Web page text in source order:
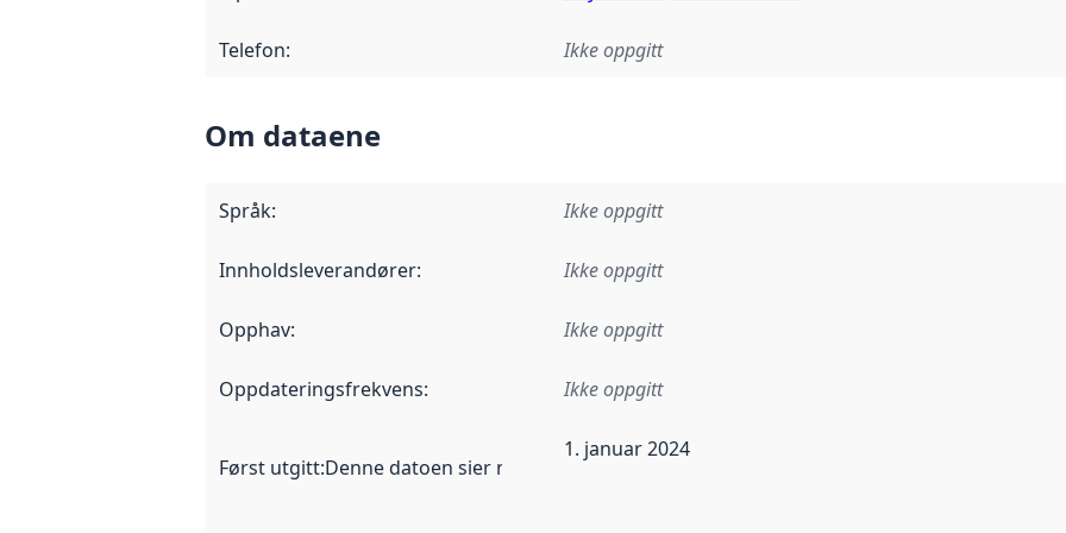
Telefon: Ikke oppgitt
Om dataene
Språk: Ikke oppgitt
Innholdsleverandører: Ikke oppgitt
Opphav: Ikke oppgitt
Oppdateringsfrekvens: Ikke oppgitt
Først utgitt:Denne datoen sier når dataene i dette datasettet første gang ble utgitt. Det kan
1. januar 2024